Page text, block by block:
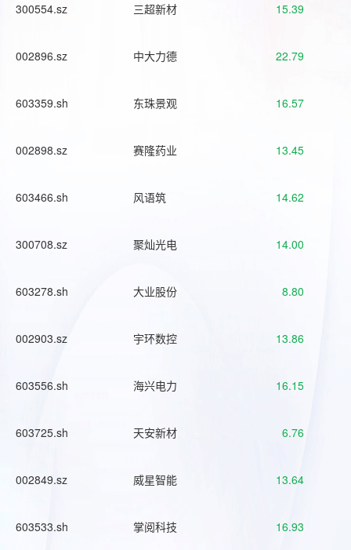
300554.sz 三超新材 15.39
002896.sz 中大力德 22.79
603359.sh 东珠景观 16.57
002898.sz 赛隆药业 13.45
603466.sh 风语筑 14.62
300708.sz 聚灿光电 14.00
603278.sh 大业股份 8.80
002903.sz 宇环数控 13.86
603556.sh 海兴电力 16.15
603725.sh 天安新材 6.76
002849.sz 威星智能 13.64
603533.sh 掌阅科技 16.93